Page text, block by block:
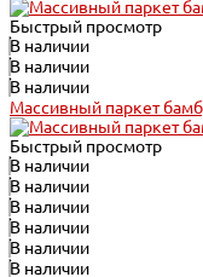
Быстрый просмотр
В наличии
В наличии
В наличии
Массивный паркет
Быстрый просмотр
В наличии
В наличии
В наличии
В наличии
В наличии
В наличии